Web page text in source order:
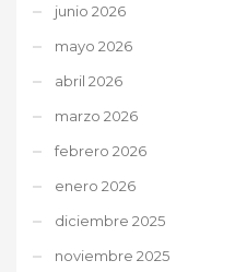
junio 2026
mayo 2026
abril 2026
marzo 2026
febrero 2026
enero 2026
diciembre 2025
noviembre 2025